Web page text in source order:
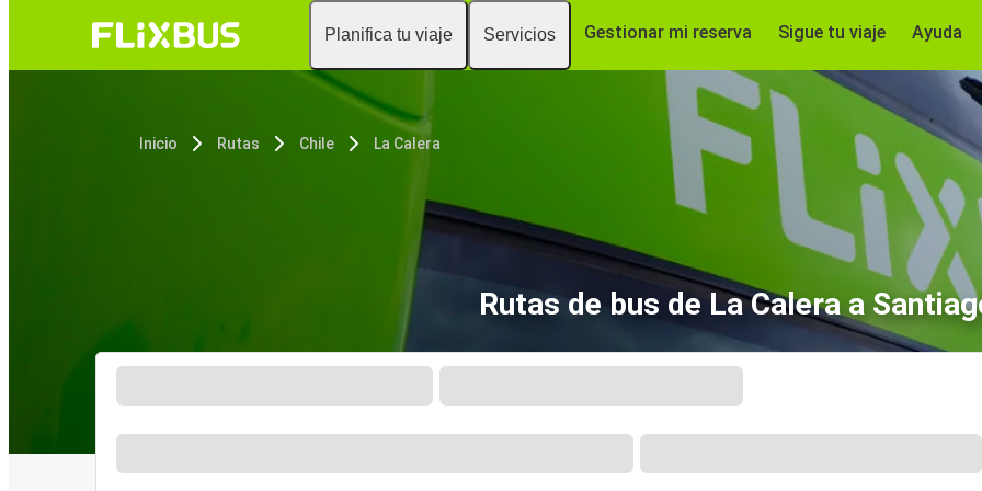
Planifica tu viaje Servicios Gestionar mi reserva Sigue tu viaje Ayuda
Inicio Rutas Chile La Calera
Rutas de bus de La Calera a